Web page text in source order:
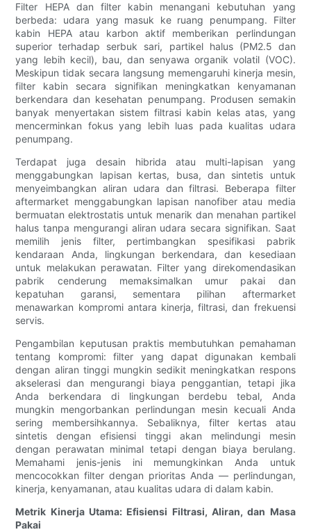
Filter HEPA dan filter kabin menangani kebutuhan yang
berbeda: udara yang masuk ke ruang penumpang. Filter
kabin HEPA atau karbon aktif memberikan perlindungan
superior terhadap serbuk sari, partikel halus (PM2.5 dan
yang lebih kecil), bau, dan senyawa organik volatil (VOC).
Meskipun tidak secara langsung memengaruhi kinerja mesin,
filter kabin secara signifikan meningkatkan kenyamanan
berkendara dan kesehatan penumpang. Produsen semakin
banyak menyertakan sistem filtrasi kabin kelas atas, yang
mencerminkan fokus yang lebih luas pada kualitas udara
penumpang.
Terdapat juga desain hibrida atau multi-lapisan yang
menggabungkan lapisan kertas, busa, dan sintetis untuk
menyeimbangkan aliran udara dan filtrasi. Beberapa filter
aftermarket menggabungkan lapisan nanofiber atau media
bermuatan elektrostatis untuk menarik dan menahan partikel
halus tanpa mengurangi aliran udara secara signifikan. Saat
memilih jenis filter, pertimbangkan spesifikasi pabrik
kendaraan Anda, lingkungan berkendara, dan kesediaan
untuk melakukan perawatan. Filter yang direkomendasikan
pabrik cenderung memaksimalkan umur pakai dan
kepatuhan garansi, sementara pilihan aftermarket
menawarkan kompromi antara kinerja, filtrasi, dan frekuensi
servis.
Pengambilan keputusan praktis membutuhkan pemahaman
tentang kompromi: filter yang dapat digunakan kembali
dengan aliran tinggi mungkin sedikit meningkatkan respons
akselerasi dan mengurangi biaya penggantian, tetapi jika
Anda berkendara di lingkungan berdebu tebal, Anda
mungkin mengorbankan perlindungan mesin kecuali Anda
sering membersihkannya. Sebaliknya, filter kertas atau
sintetis dengan efisiensi tinggi akan melindungi mesin
dengan perawatan minimal tetapi dengan biaya berulang.
Memahami jenis-jenis ini memungkinkan Anda untuk
mencocokkan filter dengan prioritas Anda — perlindungan,
kinerja, kenyamanan, atau kualitas udara di dalam kabin.
Metrik Kinerja Utama: Efisiensi Filtrasi, Aliran, dan Masa
Pakai